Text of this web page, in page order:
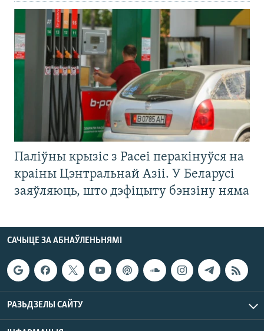
Паліўны крызіс з Расеі перакінуўся на
краіны Цэнтральнай Азіі. У Беларусі
заяўляюць, што дэфіцыту бэнзіну няма
САЧЫЦЕ ЗА АБНАЎЛЕНЬНЯМІ
РАЗЬДЗЕЛЫ САЙТУ